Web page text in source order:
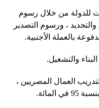
للدولة من خلال رسوم
، ورسوم التصدير
بالعملة الأجنبية.
والتشغيل.
العمال المصريين ،